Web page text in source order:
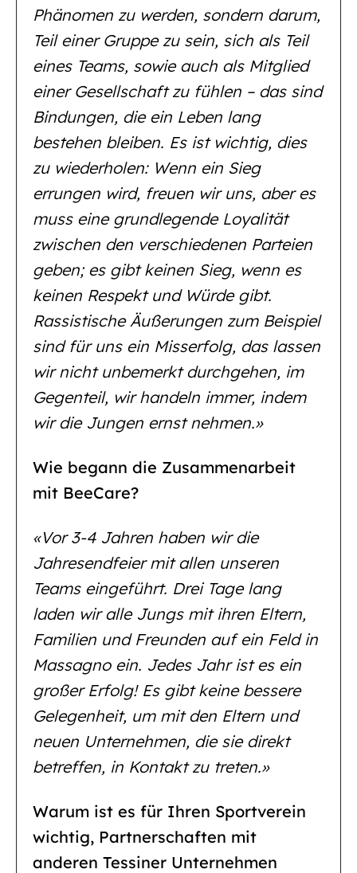
Phänomen zu werden, sondern darum,
Teil einer Gruppe zu sein, sich als Teil
eines Teams, sowie auch als Mitglied
einer Gesellschaft zu fühlen – das sind
Bindungen, die ein Leben lang
bestehen bleiben. Es ist wichtig, dies
zu wiederholen: Wenn ein Sieg
errungen wird, freuen wir uns, aber es
muss eine grundlegende Loyalität
zwischen den verschiedenen Parteien
geben; es gibt keinen Sieg, wenn es
keinen Respekt und Würde gibt.
Rassistische Äußerungen zum Beispiel
sind für uns ein Misserfolg, das lassen
wir nicht unbemerkt durchgehen, im
Gegenteil, wir handeln immer, indem
wir die Jungen ernst nehmen.»
Wie begann die Zusammenarbeit
mit BeeCare?
«Vor 3-4 Jahren haben wir die
Jahresendfeier mit allen unseren
Teams eingeführt. Drei Tage lang
laden wir alle Jungs mit ihren Eltern,
Familien und Freunden auf ein Feld in
Massagno ein. Jedes Jahr ist es ein
großer Erfolg! Es gibt keine bessere
Gelegenheit, um mit den Eltern und
neuen Unternehmen, die sie direkt
betreffen, in Kontakt zu treten.»
Warum ist es für Ihren Sportverein
wichtig, Partnerschaften mit
anderen Tessiner Unternehmen